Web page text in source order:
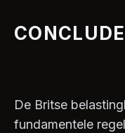
De Britse
fundamentele